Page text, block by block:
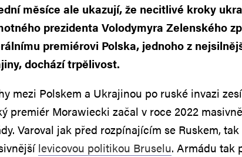
měsíce ale ukazují, že necitlivé kroky
prezidenta Volodymyra Zelenského
premiérovi Polska, jednoho z
dochází trpělivost.
mezi Polskem a Ukrajinou po ruské invazi
premiér Morawiecki začal v roce 2022
Varoval jak před rozpínajícím se Ruskem,
levicovou politikou Bruselu. Armádu tak